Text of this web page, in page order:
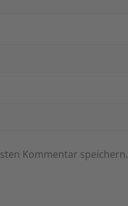
Kommentar speichern.